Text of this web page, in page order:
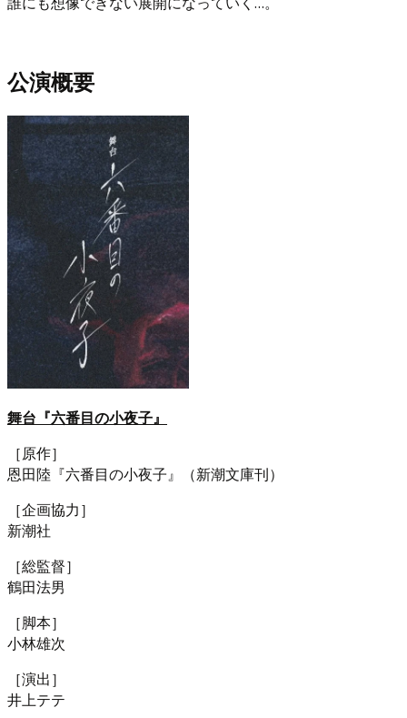
公演概要
舞台『六番目の小夜子』
［原作］
恩田陸『六番目の小夜子』（新潮文庫刊）
［企画協力］
新潮社
［総監督］
鶴田法男
［脚本］
小林雄次
［演出］
井上テテ